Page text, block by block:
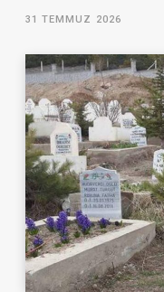
31 TEMMUZ 2026